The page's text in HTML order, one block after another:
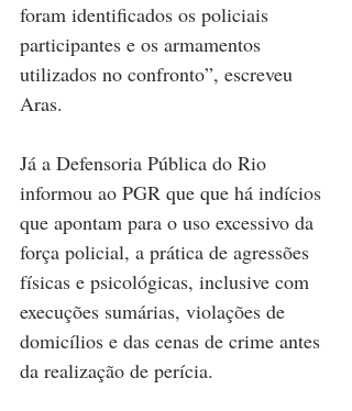
foram identificados os policiais
participantes e os armamentos
utilizados no confronto”, escreveu
Aras.
Já a Defensoria Pública do Rio
informou ao PGR que que há indícios
que apontam para o uso excessivo da
força policial, a prática de agressões
físicas e psicológicas, inclusive com
execuções sumárias, violações de
domicílios e das cenas de crime antes
da realização de perícia.